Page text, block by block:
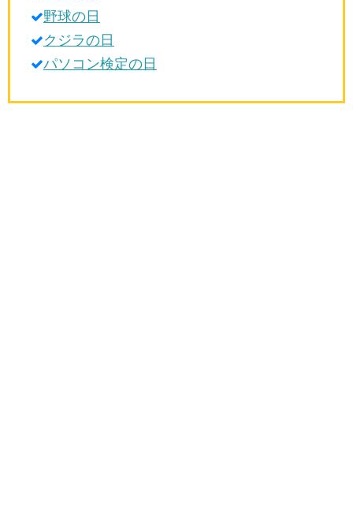
野球の日
クジラの日
パソコン検定の日
サイト情報